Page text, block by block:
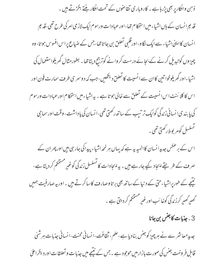
ذہن و افکار پر بھی پڑ رہا ہے۔ کاروباری تقاضوں کے تحت افکار بنتے بگڑتے ہیں۔
قدیم انسان کے ہاں اشیاء میں استحکام تھا ، اور عبادات و رسوم ایک لازمی امر کی طرح تھی، قدیم
انسان کااپنی اشیاء سے ایک لگاو ، اور قلبی تعلق بن جاتا تھا، جس کے ضیاع پر اس افسوس ہوتا، وہ
چیزوں کو تبدیل کرنے کے بجائے درست کروانے کو ترجیح دیتا تھا۔ بطور مثال گھریلو استعمال کی
اشیاء اور گھریلو خواتین کا ان سے انسیت کا تعلق دیکھیں، جب کہ دوسری طرف سمارٹ فون اور
اس کا کلائنٹ اس انسیت کے تعلق سے خالی ہوتا ہے۔ یہ اشیاء میں استحکام اور عبادات ورسوم
کی پابندی انسانی زندگی کو ایک ترتیب کے ساتھ رکھتی تھی، انسان کی یاداشت ، وقت اور سماجی
تسلسل کو مربوط رکھتی تھی۔
اس کے برعکس جدید انسان کا المیہ یہ ہے کہ یہاں ہر لمحہ اشیاء پیدا کی جارہی ہیں اور پھر ان کے
صرف کے طریقے ایجاد کیے جا رہے ہیں۔ یہ ایجادات کا تسلسل زندگی کو غیر مستحکم کر دیتا ہے،
نتیجے کے طور پر اشیاء حتی کے دنیا کے ساتھ بھی برتاو صارف کا سا کرتے ہیں۔ اور یہ صارفیت ہمیں
گھیر گھیر کر زندگی کو غائب اور غیر مستحکم کر دیتی ہے۔
3۔ جذبات کا جنس بن جانا
جدید معاشرے نے ہر چیز کو جنس بنا دیا ہے، علم ، ثقافت ، انسانی محنت ، انسانی جذبات ہر شئی
قابل فروخت جنس کی صورت بازار میں موجود ہے۔ جس کے نتیجے میں جذبات و تعلقات اور دیگر اعلیٰ